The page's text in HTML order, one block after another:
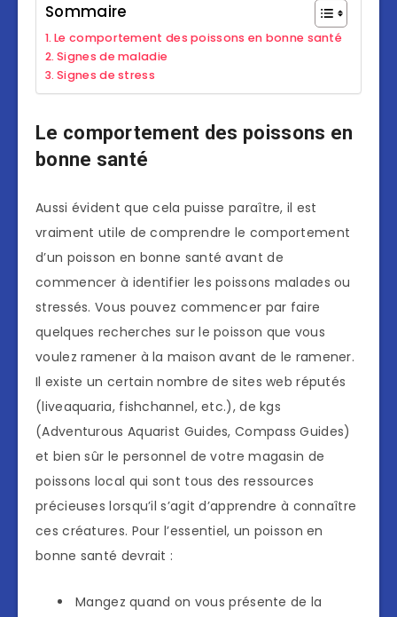
Sommaire
Le comportement des poissons en bonne santé
Signes de maladie
Signes de stress
Le comportement des poissons en
bonne santé
Aussi évident que cela puisse paraître, il est
vraiment utile de comprendre le comportement
d’un poisson en bonne santé avant de
commencer à identifier les poissons malades ou
stressés. Vous pouvez commencer par faire
quelques recherches sur le poisson que vous
voulez ramener à la maison avant de le ramener.
Il existe un certain nombre de sites web réputés
(liveaquaria, fishchannel, etc.), de kgs
(Adventurous Aquarist Guides, Compass Guides)
et bien sûr le personnel de votre magasin de
poissons local qui sont tous des ressources
précieuses lorsqu’il s’agit d’apprendre à connaître
ces créatures. Pour l’essentiel, un poisson en
bonne santé devrait :
Mangez quand on vous présente de la